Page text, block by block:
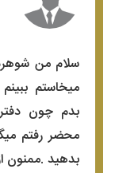
سلام من
میخاستم
بدم چون
محضر رفتم
بدهید .ممنون